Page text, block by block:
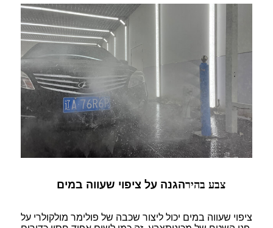
צבע בהירהגנה על ציפוי שעווה במים
ציפוי שעווה במים יכול ליצור שכבה של פולימר מולקולרי על